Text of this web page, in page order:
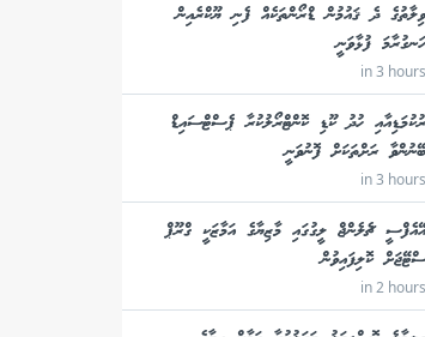
ދެ ޤައުމުން ޑްރޯންތަކެއް ފެނި ޔޫކްރެއިން
ހަނގުރާމަ ފުޅާވަނީ
in 3 hours
ހުދު ކޫޑި ކޮންޓްރޯލުކުރާ ޕެސްޓްސައިޑް
ބޭނުންވާ ރަށްތަކަށް ފޮނުވަނީ
in 3 hours
ޗެލެންޖް ލީގުގައި މާޒިޔާގެ އަމާޒަކީ ގްރޫޕް
ކޮލިފައިވުން
in 2 hours